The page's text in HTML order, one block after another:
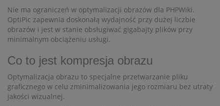
Nie ma ograniczeń w optymalizacji obrazów dla PHPWiki.
OptiPic zapewnia doskonałą wydajność przy dużej liczbie
obrazów i jest w stanie obsługiwać gigabajty plików przy
minimalnym obciążeniu usługi.
Co to jest kompresja obrazu
Optymalizacja obrazu to specjalne przetwarzanie pliku
graficznego w celu zminimalizowania jego rozmiaru bez utraty
jakości wizualnej.